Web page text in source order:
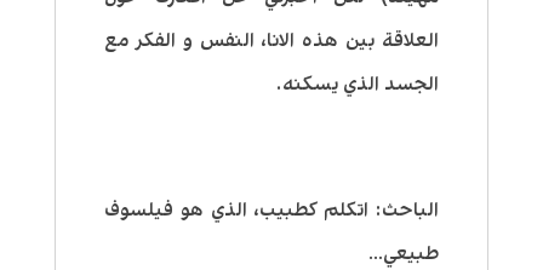
العلاقة بين هذه الانا، النفس و الفكر مع
الجسد الذي يسكنه.
الباحث: اتكلم كطبيب، الذي هو فيلسوف
طبيعي…